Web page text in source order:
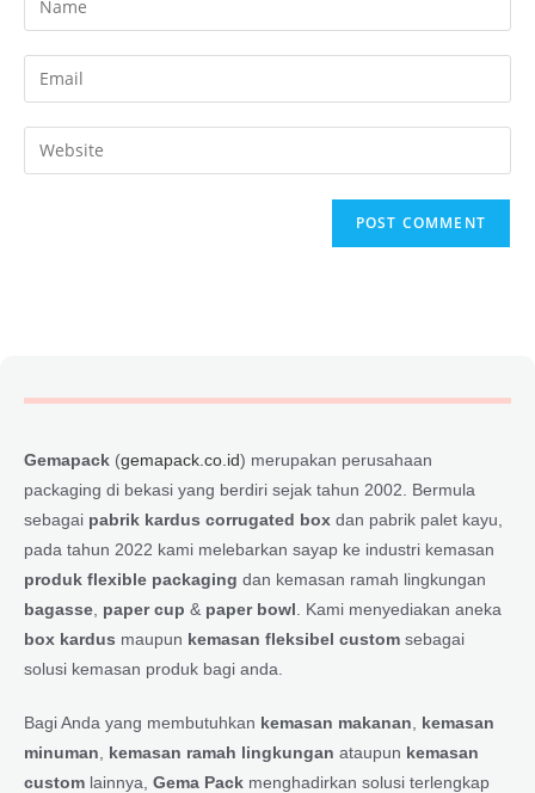
Gemapack (gemapack.co.id) merupakan perusahaan
packaging di bekasi yang berdiri sejak tahun 2002. Bermula
sebagai pabrik kardus corrugated box dan pabrik palet kayu,
pada tahun 2022 kami melebarkan sayap ke industri kemasan
produk flexible packaging dan kemasan ramah lingkungan
bagasse paper cup & paper bowl . Kami menyediakan aneka
box kardus maupun kemasan fleksibel custom sebagai
solusi kemasan produk bagi anda.
Bagi Anda yang membutuhkan kemasan makanan
kemasan
minuman
kemasan ramah lingkungan ataupun kemasan
custom lainnya, Gema Pack menghadirkan solusi terlengkap